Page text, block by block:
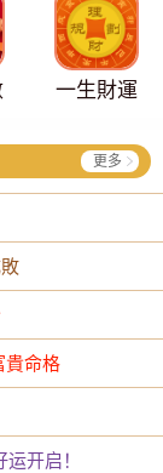
一生財運
更多
貴命格
开启！